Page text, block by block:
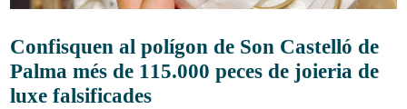
Confisquen al polígon de Son Castelló de
Palma més de 115.000 peces de joieria de
luxe falsificades